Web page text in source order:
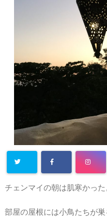
チェンマイの朝は肌寒かった
部屋の屋根には小鳥たちが